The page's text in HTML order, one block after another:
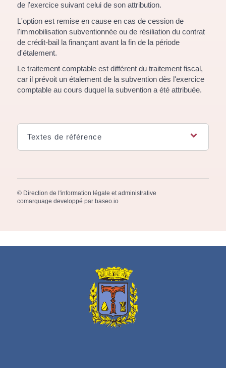
de l'exercice suivant celui de son attribution.
L'option est remise en cause en cas de cession de
l'immobilisation subventionnée ou de résiliation du contrat
de crédit-bail la finançant avant la fin de la période
d'étalement.
Le traitement comptable est différent du traitement fiscal,
car il prévoit un étalement de la subvention dès l'exercice
comptable au cours duquel la subvention a été attribuée.
Textes de référence
© Direction de l'information légale et administrative
comarquage developpé par baseo.io